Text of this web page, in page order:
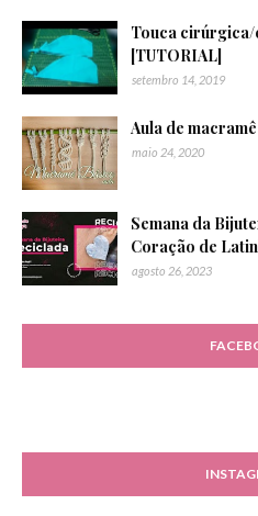
Touca
[TUTORIAL]
setembro 14, 2019
Aula de
maio 24, 2020
Semana da
Coração de
agosto 26, 2023